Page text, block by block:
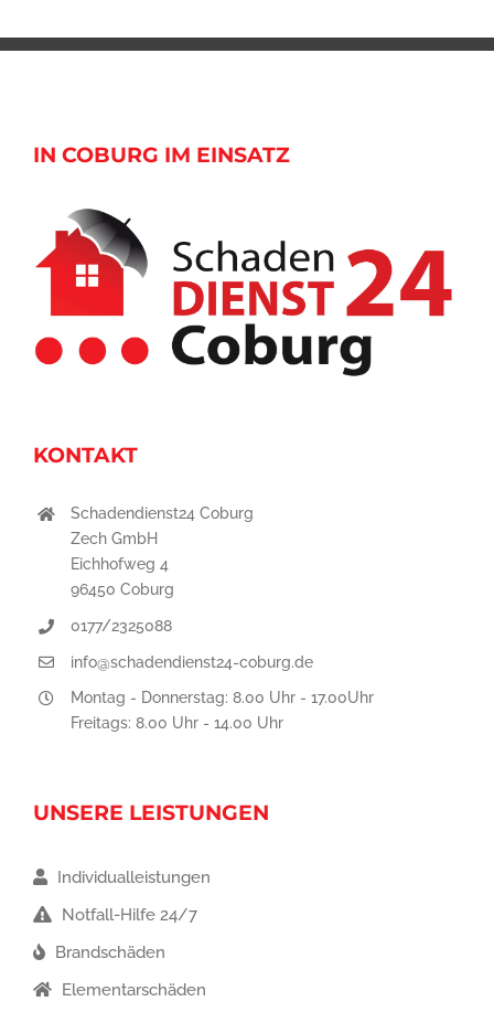
IN COBURG IM EINSATZ
KONTAKT
Schadendienst24 Coburg
Zech GmbH
Eichhofweg 4
96450 Coburg
0177/2325088
info@schadendienst24-coburg.de
Montag - Donnerstag: 8.00 Uhr - 17.00Uhr
Freitags: 8.00 Uhr - 14.00 Uhr
UNSERE LEISTUNGEN
Individualleistungen
Notfall-Hilfe 24/7
Brandschäden
Elementarschäden